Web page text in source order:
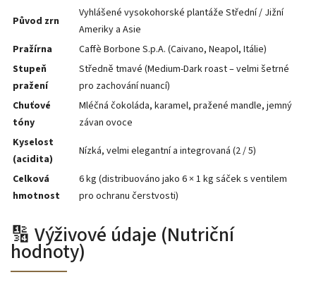
Původ zrn
Vyhlášené vysokohorské plantáže Střední / Jižní
Ameriky a Asie
Pražírna
Caffè Borbone S.p.A. (Caivano, Neapol, Itálie)
Stupeň
pražení
Středně tmavé (Medium-Dark roast – velmi šetrné
pro zachování nuancí)
Chuťové
tóny
Mléčná čokoláda, karamel, pražené mandle, jemný
závan ovoce
Kyselost
(acidita)
Nízká, velmi elegantní a integrovaná (2 / 5)
Celková
hmotnost
6 kg (distribuováno jako 6 × 1 kg sáček s ventilem
pro ochranu čerstvosti)
🔢 Výživové údaje (Nutriční
hodnoty)